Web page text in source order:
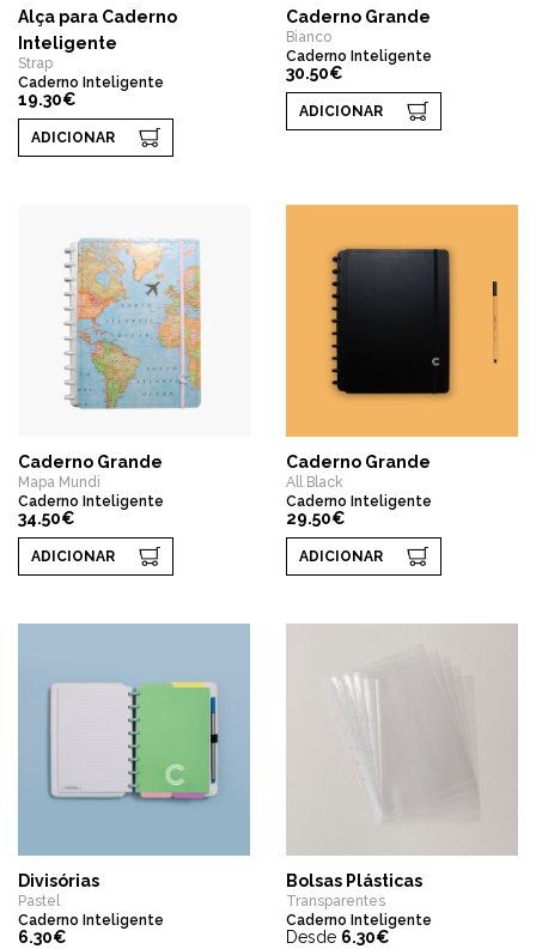
Alça para Caderno
Inteligente
Strap
Caderno Inteligente
19.30€
ADICIONAR
Caderno Grande
Bianco
Caderno Inteligente
30.50€
ADICIONAR
Caderno Grande
Mapa Mundi
Caderno Inteligente
34.50€
ADICIONAR
Caderno Grande
All Black
Caderno Inteligente
29.50€
ADICIONAR
Divisórias
Pastel
Caderno Inteligente
6.30€
Bolsas Plásticas
Transparentes
Caderno Inteligente
Desde 6.30€